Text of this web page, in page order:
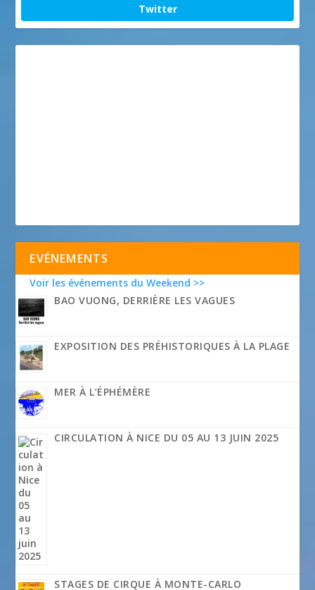
Twitter
EVÉNEMENTS
Voir les événements du Weekend >>
BAO VUONG, DERRIÈRE LES VAGUES
EXPOSITION DES PRÉHISTORIQUES À LA PLAGE
MER À L’ÉPHÉMÈRE
CIRCULATION À NICE DU 05 AU 13 JUIN 2025
STAGES DE CIRQUE À MONTE-CARLO